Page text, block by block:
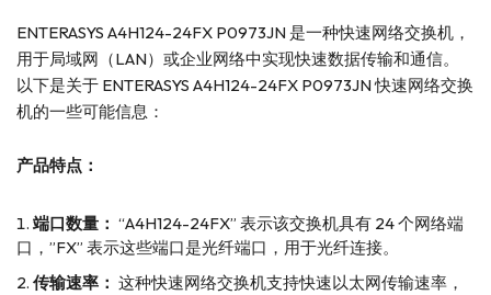
ENTERASYS A4H124-24FX P0973JN 是一种快速网络交换机，
用于局域网（LAN）或企业网络中实现快速数据传输和通信。
以下是关于 ENTERASYS A4H124-24FX P0973JN 快速网络交换
机的一些可能信息：
产品特点：
端口数量： “A4H124-24FX” 表示该交换机具有 24 个网络端
口，”FX” 表示这些端口是光纤端口，用于光纤连接。
传输速率： 这种快速网络交换机支持快速以太网传输速率，